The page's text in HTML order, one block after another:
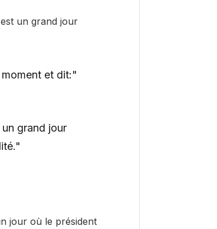
un grand jour
et dit:"
grand jour
jour où le président